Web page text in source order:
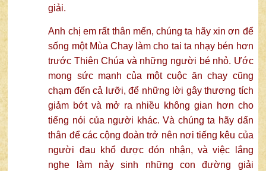
giải.
Anh chị em rất thân mến, chúng ta hãy xin ơn để
sống một Mùa Chay làm cho tai ta nhạy bén hơn
trước Thiên Chúa và những người bé nhỏ. Ước
mong sức mạnh của một cuộc ăn chay cũng
chạm đến cả lưỡi, để những lời gây thương tích
giảm bớt và mở ra nhiều không gian hơn cho
tiếng nói của người khác. Và chúng ta hãy dấn
thân để các cộng đoàn trở nên nơi tiếng kêu của
người đau khổ được đón nhận, và việc lắng
nghe làm nảy sinh những con đường giải